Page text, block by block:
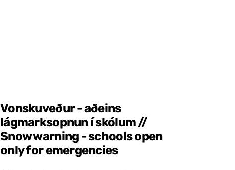
Vonskuveður - aðeins
lágmarksopnun í skólum //
Snow warning - schools open
only for emergencies